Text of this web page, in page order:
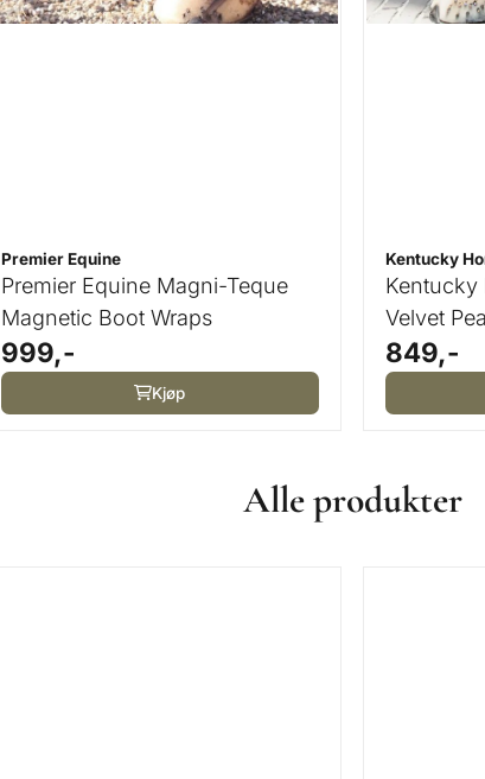
Premier Equine
Premier Equine Magni-Teque
Magnetic Boot Wraps
999,-
Kjøp
Kentucky
Kentucky
Velvet
849,-
Alle produkter